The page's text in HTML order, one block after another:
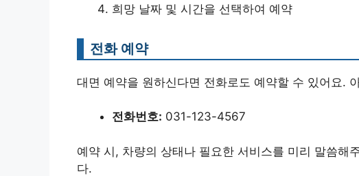
희망 날짜 및 시간을 선택하여 예약
전화 예약
대면 예약을 원하신다면 전화로도 예약할 수 있어요.
전화번호: 031-123-4567
예약 시, 차량의 상태나 필요한 서비스를 미리 말씀해
다.